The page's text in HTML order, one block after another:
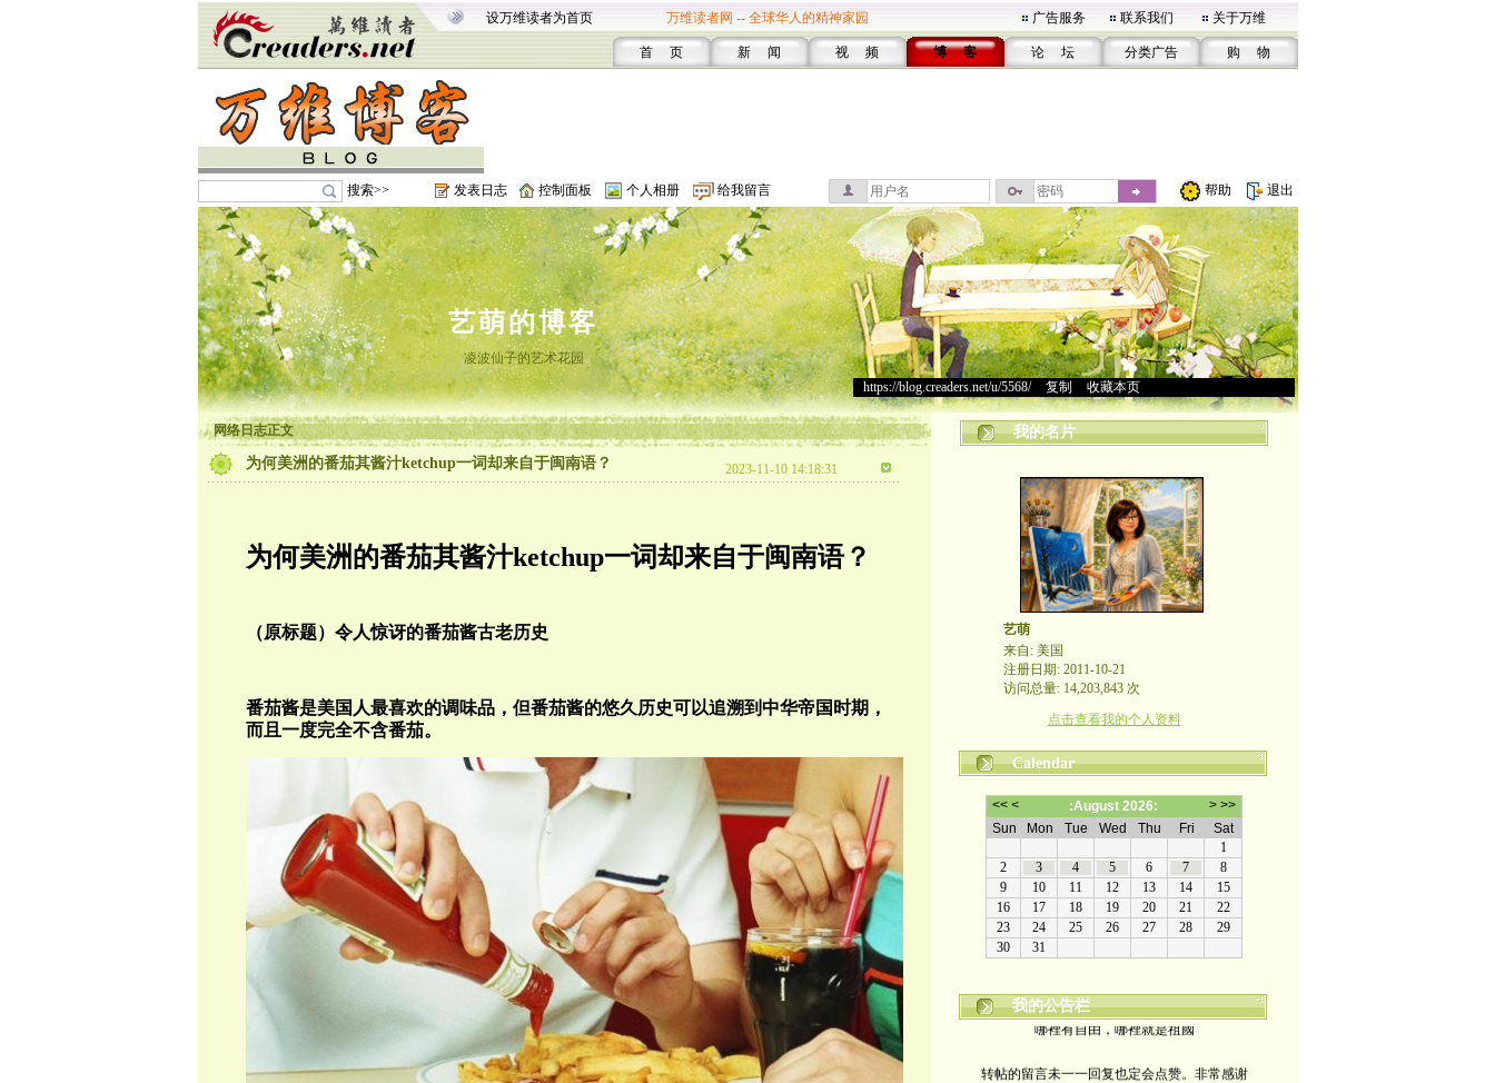
设万维读者为首页 万维读者网 -- 全球华人的精神家园 广告服务 联系我们 关于万维
首 页 新 闻 视 频 博 客 论 坛 分类广告 购 物
搜索>> 发表日志 控制面板 个人相册 给我留言 帮助 退出
艺萌的博客
凌波仙子的艺术花园
https://blog.creaders.net/u/5568/> 复制 收藏本页
网络日志正文
为何美洲的番茄其酱汁ketchup一词却来自于闽南语？ 2023-11-10 14:18:31
为何美洲的番茄其酱汁ketchup一词却来自于闽南语？
（原标题）令人惊讶的番茄酱古老历史
番茄酱是美国人最喜欢的调味品，但番茄酱的悠久历史可以追溯到中华帝国时期，
而且一度完全不含番茄。
我的名片
艺萌
来自: 美国
注册日期: 2011-10-21
访问总量: 14,203,843 次
点击查看我的个人资料
Calendar
我的公告栏
哪裡有自由，哪裡就是祖國